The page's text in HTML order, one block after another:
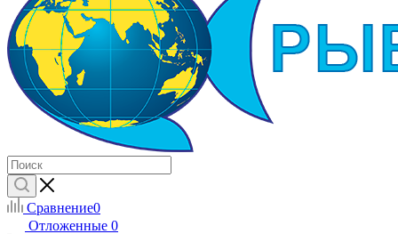
Сравнение0
Отложенные 0